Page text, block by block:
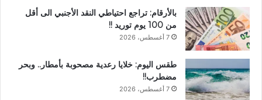
بالأرقام: تراجع احتياطي النقد الأجنبي الى أقل
من 100 يوم توريد !!
7 أغسطس، 2026
طقس اليوم: خلايا رعدية مصحوبة بأمطار.. وبحر
مضطرب!!
7 أغسطس، 2026